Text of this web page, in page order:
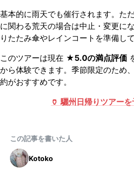
基本的に雨天でも催行されます。た
に関わる荒天の場合は中止・変更に
りたたみ傘やレインコートを準備し
このツアーは現在 ★5.0の満点評価
から体験できます。季節限定のため
約がおすすめです。
🏺 驪州日帰りツアー
この記事を書いた人
Kotoko